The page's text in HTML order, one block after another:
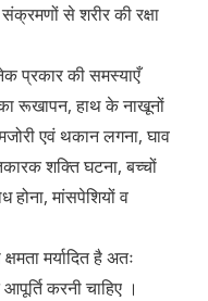
से शरीर की रक्षा
प्रकार की समस्याएँ
रूखापन, हाथ के नाखूनों
एवं थकान लगना, घाव
शक्ति घटना, बच्चों
होना, मांसपेशियों व
मर्यादित है अतः
करनी चाहिए ।